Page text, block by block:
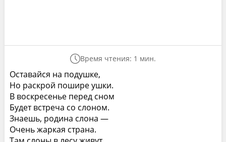
Время чтения: 1 мин.
Оставайся на подушке,
Но раскрой пошире ушки.
В воскресенье перед сном
Будет встреча со слоном.
Знаешь, родина слона —
Очень жаркая страна.